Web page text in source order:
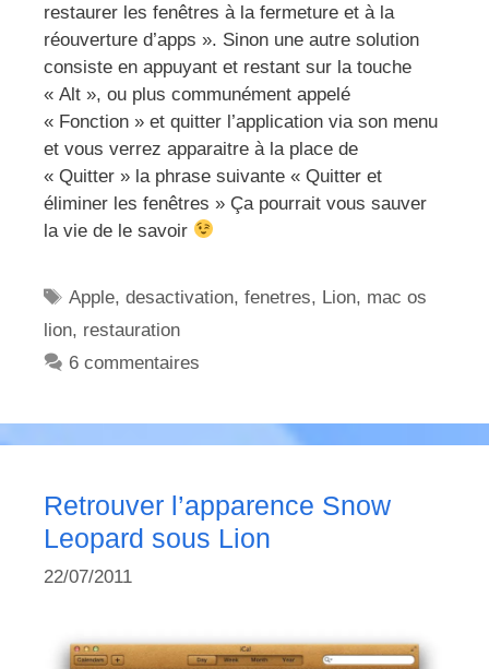
restaurer les fenêtres à la fermeture et à la
réouverture d’apps ». Sinon une autre solution
consiste en appuyant et restant sur la touche
« Alt », ou plus communément appelé
« Fonction » et quitter l’application via son menu
et vous verrez apparaitre à la place de
« Quitter » la phrase suivante « Quitter et
éliminer les fenêtres » Ça pourrait vous sauver
la vie de le savoir
Étiquettes
Apple,desactivation,fenetres, Lion, mac os
lion, restauration
6 commentaires
Retrouver l’apparence Snow
Leopard sous Lion
22/07/2011